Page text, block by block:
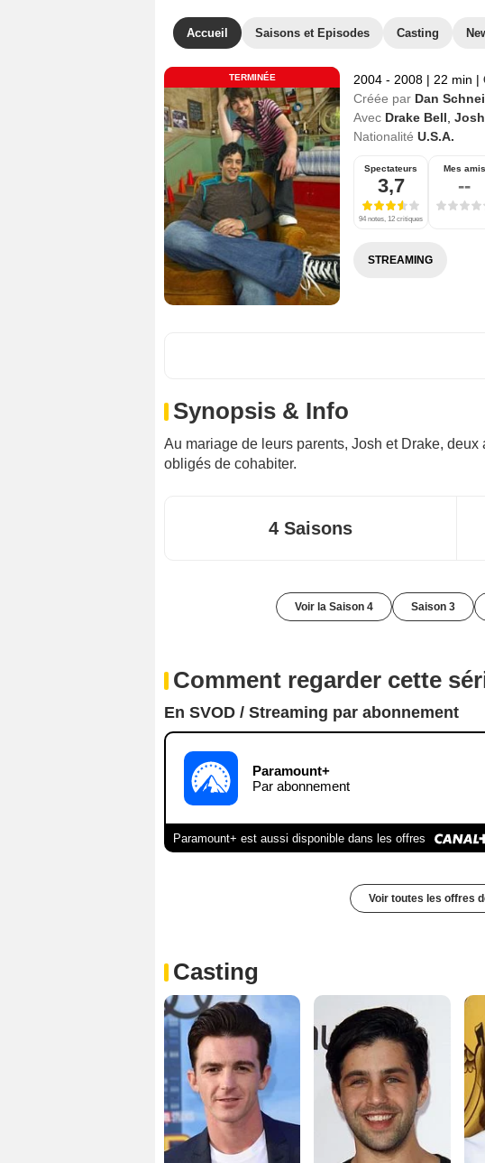
Accueil Saisons et Episodes Casting
TERMINÉE 2004 - 2008 | 22 min |
Créée par Dan
Avec Drake Bell
Nationalité U.S.A.
Spectateurs
3,7
94 notes, 12 critiques
Mes amis
--
STREAMING
Synopsis & Info
Au mariage de leurs parents, Josh et Drake,
obligés de cohabiter.
4 Saisons
Voir la Saison 4 Saison 3
Comment regarder cette
En SVOD / Streaming par abonnement
Paramount+
Par abonnement
Paramount+ est aussi disponible dans les offres
Voir toutes les offres
Casting